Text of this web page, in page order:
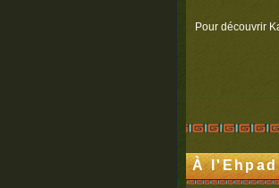
Pour découvrir
À